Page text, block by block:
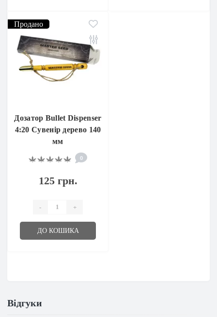
Продано
Дозатор Bullet Dispenser
4:20 Сувенір дерево 140
мм
0
125 грн.
- +
ДО КОШИКА
Відгуки